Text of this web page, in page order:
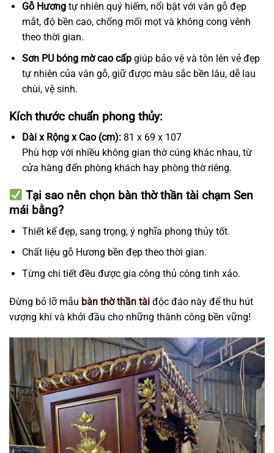
Gỗ Hươngtự nhiên quý hiếm, nổi bật với vân gỗ đẹp
mắt, độ bền cao, chống mối mọt và không cong vênh
theo thời gian.
Sơn PU bóng mờ cao cấpgiúp bảo vệ và tôn lên vẻ đẹp
tự nhiên của vân gỗ, giữ được màu sắc bền lâu, dễ lau
chùi, vệ sinh.
Kích thước chuẩn phong thủy:
Dài x Rộng x Cao (cm):81 x 69 x 107
Phù hợp với nhiều không gian thờ cúng khác nhau, từ
cửa hàng đến phòng khách hay phòng thờ riêng.
Tại sao nên chọn bàn thờ thần tài chạm Sen
mái bằng?
Thiết kế đẹp, sang trọng, ý nghĩa phong thủy tốt.
Chất liệu gỗ Hương bền đẹp theo thời gian.
Từng chi tiết đều được gia công thủ công tinh xảo.
Đừng bỏ lỡ mẫu bàn thờ thần tài độc đáo này để thu hút
vượng khí và khởi đầu cho những thành công bền vững!